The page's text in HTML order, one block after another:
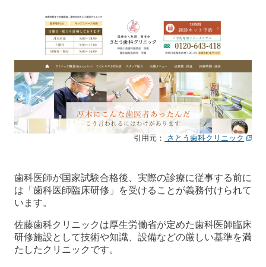
引用元： さとう歯科クリニック
歯科医師が国家試験合格後、実際の診療に従事する前に
は「歯科医師臨床研修」を受けることが義務付けられて
います。
佐藤歯科クリニックは厚生労働省が定めた歯科医師臨床
研修施設として技術や知識、設備などの厳しい基準を満
たしたクリニックです。